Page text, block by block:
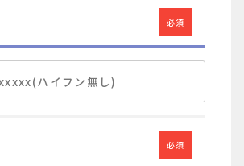
必須
必須